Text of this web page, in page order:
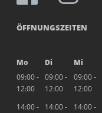
ÖFFNUNGSZEITEN
Mo Di Mi
09:00 -
12:00
09:00 -
12:00
09:00 -
12:00
14:00 -
14:00 -
14:00 -